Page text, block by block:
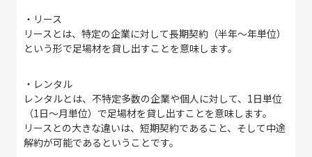
・リース
リースとは、特定の企業に対して長期契約（半年〜年単位）
という形で足場材を貸し出すことを意味します。
・レンタル
レンタルとは、不特定多数の企業や個人に対して、1日単位
（1日〜月単位）で足場材を貸し出すことを意味します。
リースとの大きな違いは、短期契約であること、そして中途
解約が可能であるということです。